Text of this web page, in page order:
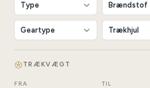
TRÆKVÆGT
FRA TIL